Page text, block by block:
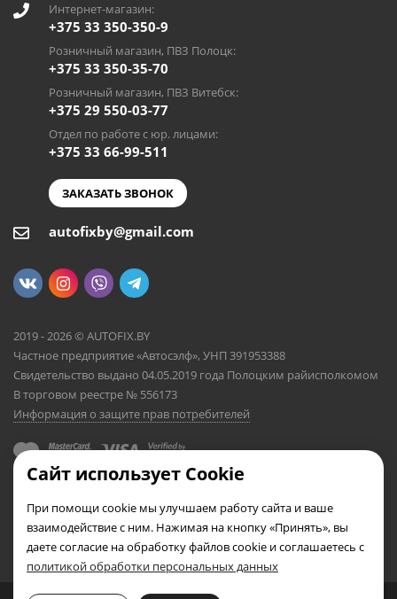
0
Интернет-магазин:
+375 33 350-350-9
Розничный магазин, ПВЗ Полоцк:
+375 33 350-35-70
Розничный магазин, ПВЗ Витебск:
+375 29 550-03-77
Отдел по работе с юр. лицами:
+375 33 66-99-511
ЗАКАЗАТЬ ЗВОНОК
autofixby@gmail.com
2019 - 2026 © AUTOFIX.BY
Частное предприятие «Автосэлф», УНП 391953388
Свидетельство выдано 04.05.2019 года Полоцким райисполкомом
В торговом реестре № 556173
Информация о защите прав потребителей
Сайт использует Cookie
При помощи cookie мы улучшаем работу сайта и ваше
взаимодействие с ним. Нажимая на кнопку «Принять», вы
даете согласие на обработку файлов cookie и соглашаетесь с
политикой обработки персональных данных